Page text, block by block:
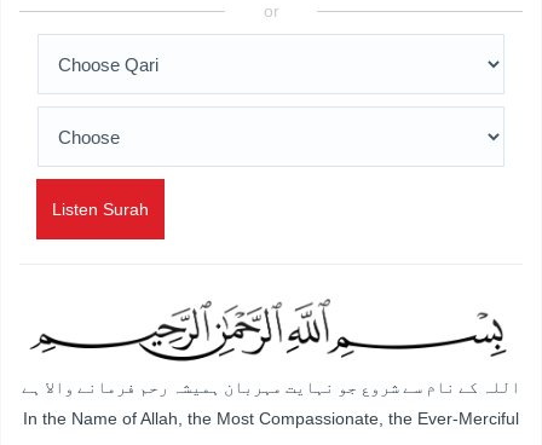
or
Listen Surah
اللہ کے نام سے شروع جو نہایت مہربان ہمیشہ رحم فرمانے والا ہے
In the Name of Allah, the Most Compassionate, the Ever-Merciful